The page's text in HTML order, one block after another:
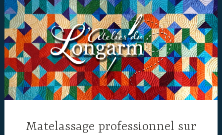
Accéder
au
contenu
principal
Matelassage professionnel sur